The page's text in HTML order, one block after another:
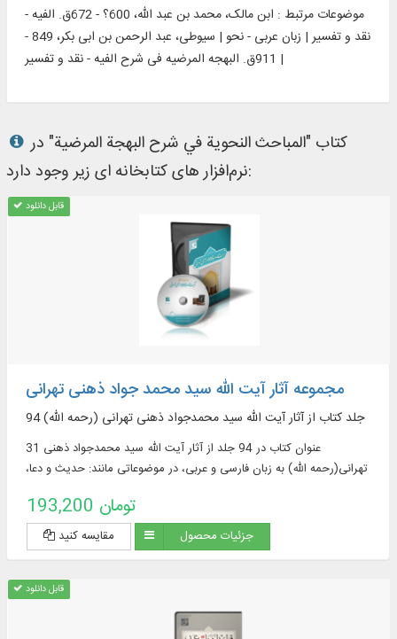
موضوعات مرتبط :
ابن مالک، محمد بن عبد الله، 600؟ - 672ق. الفیه -
نقد و تفسیر | زبان عربی - نحو | سیوطی، عبد الرحمن بن ابی بکر، 849 -
911ق. البهجه المرضیه فی شرح الفیه - نقد و تفسیر |
کتاب "المباحث النحویة في شرح البهجة المرضیة" در
نرم‌افزار های کتابخانه ای زیر وجود دارد:
قابل دانلود
مجموعه آثار آیت الله سید محمد جواد ذهنی تهرانی
94 جلد کتاب از آثار آیت الله سید محمدجواد ذهنی تهرانی (رحمه الله)
31 عنوان کتاب در 94 جلد از آثار آیت الله سید محمدجواد ذهنی
تهرانی(رحمه الله) به زبان فارسی و عربی، در موضوعاتی مانند: حدیث و دعا،
193,200 تومان
مقایسه کنید جزئیات محصول
قابل دانلود